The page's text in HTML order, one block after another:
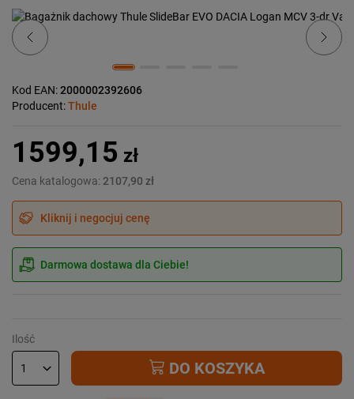
Previous Next
Kod EAN:2000002392606
Producent:Thule
1599,15 zł
Cena katalogowa: 2107,90 zł
Kliknij i negocjuj cenę
Darmowa dostawa dla Ciebie!
Ilość
DO KOSZYKA